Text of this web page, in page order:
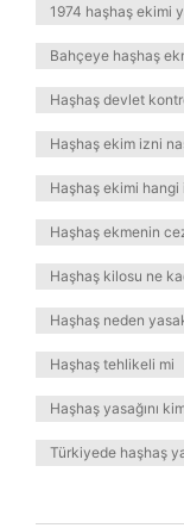
1974 haşhaş ekimi
Bahçeye haşhaş
Haşhaş devlet
Haşhaş ekim izni
Haşhaş ekimi
Haşhaş ekmenin
Haşhaş kilosu ne
Haşhaş neden
Haşhaş tehlikeli mi
Haşhaş yasağını
Türkiyede haşhaş